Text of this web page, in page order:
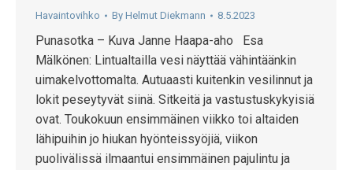
Havaintovihko By Helmut Diekmann 8.5.2023
Punasotka – Kuva Janne Haapa-aho Esa
Mälkönen: Lintualtailla vesi näyttää vähintäänkin
uimakelvottomalta. Autuaasti kuitenkin vesilinnut ja
lokit peseytyvät siinä. Sitkeitä ja vastustuskykyisiä
ovat. Toukokuun ensimmäinen viikko toi altaiden
lähipuihin jo hiukan hyönteissyöjiä, viikon
puolivälissä ilmaantui ensimmäinen pajulintu ja